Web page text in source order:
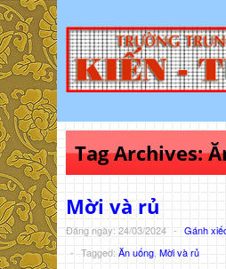
Tag Archives:
Mời và rủ
Đăng ngày: 24/03/2024 - Gánh
- Tagged: Ăn uống Mời và rủ